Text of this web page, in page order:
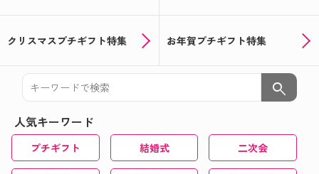
クリスマスプチギフト特集 お年賀プチギフト特集
search
人気キーワード
プチギフト 結婚式 二次会